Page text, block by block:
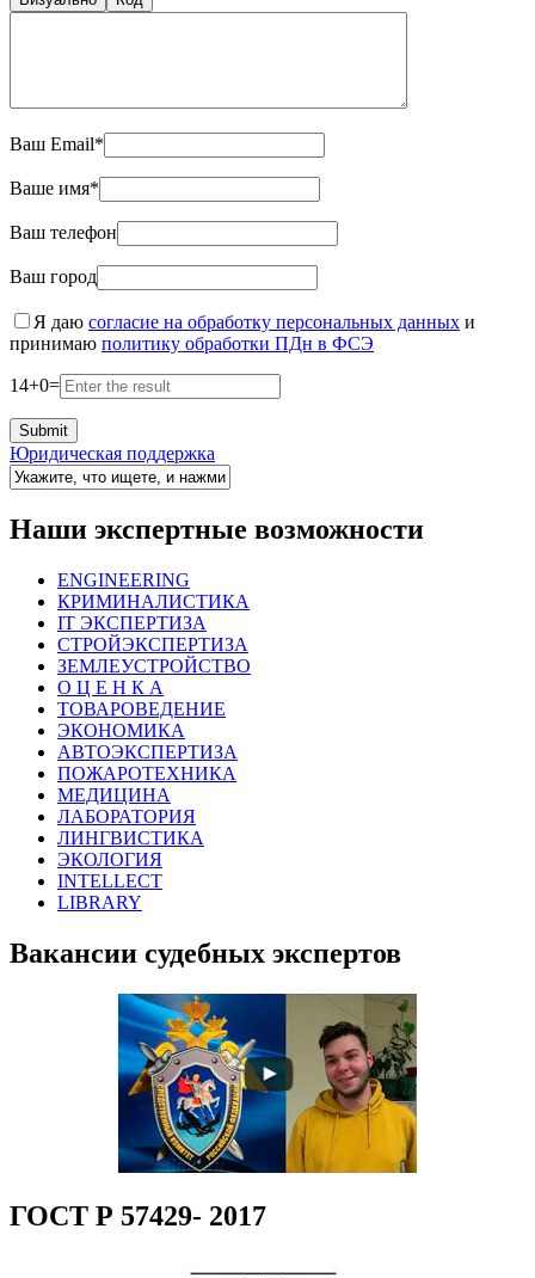
Ваш Email*
Ваше имя*
Ваш телефон
Ваш город
Я даю согласие на обработку персональных данных и
принимаю политику обработки ПДн в ФСЭ
14+0=
Юридическая поддержка
Наши экспертные возможности
ENGINEERING
КРИМИНАЛИСТИКА
IT ЭКСПЕРТИЗА
СТРОЙЭКСПЕРТИЗА
ЗЕМЛЕУСТРОЙСТВО
О Ц Е Н К А
ТОВАРОВЕДЕНИЕ
ЭКОНОМИКА
АВТОЭКСПЕРТИЗА
ПОЖАРОТЕХНИКА
МЕДИЦИНА
ЛАБОРАТОРИЯ
ЛИНГВИСТИКА
ЭКОЛОГИЯ
INTELLECT
LIBRARY
Вакансии судебных экспертов
ГОСТ Р 57429- 2017